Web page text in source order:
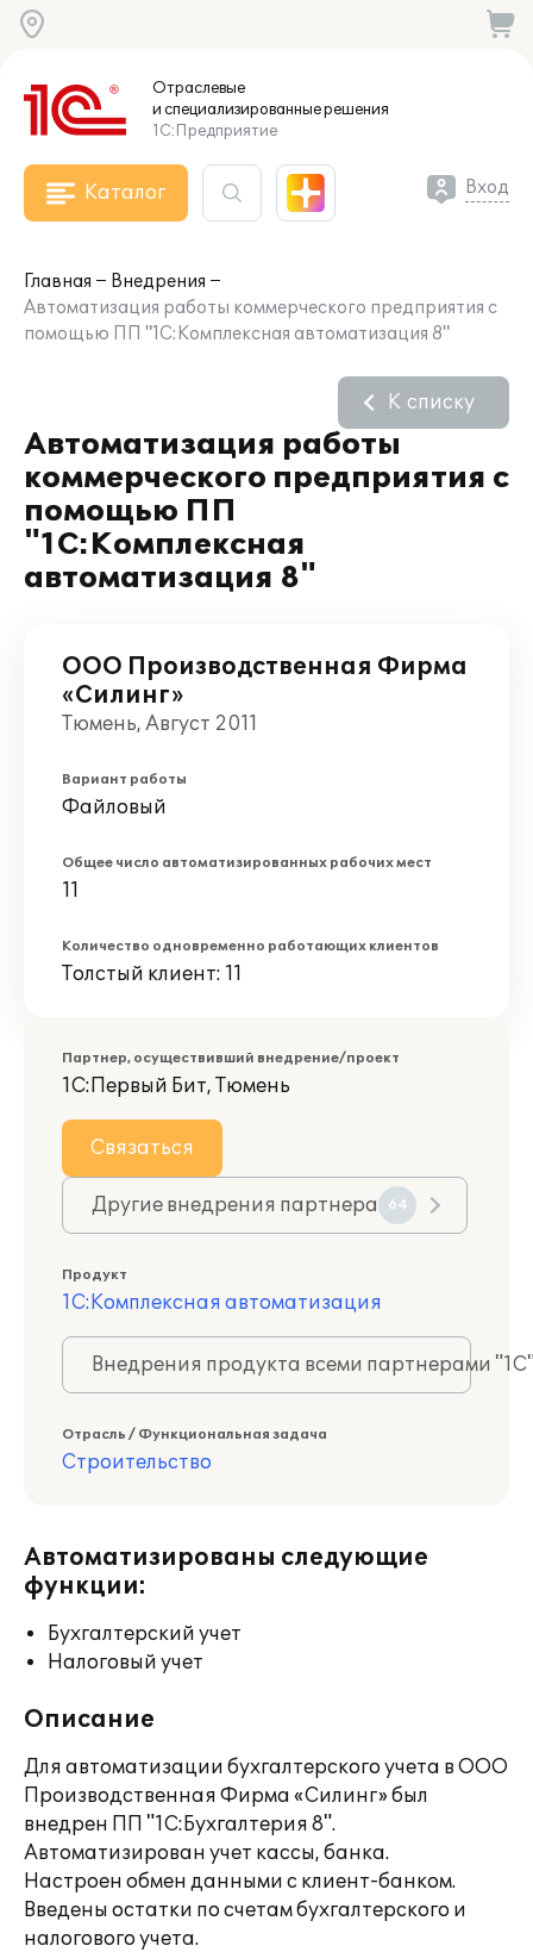
Отраслевые
и специализированныерешения
1С:Предприятие
Каталог Вход
Главная
Внедрения
Автоматизация работы коммерческого предприятия с
помощью ПП "1С:Комплексная автоматизация 8"
Автоматизация работы
коммерческого предприятия с
помощью ПП
"1С:Комплексная
автоматизация 8"
К списку
ООО Производственная Фирма
«Силинг»
Тюмень, Август 2011
Вариант работы
Файловый
Общее число автоматизированных рабочих мест
11
Количество одновременно работающих клиентов
Толстый клиент: 11
Партнер, осуществивший внедрение/проект
1С:Первый Бит, Тюмень
Связаться
Другие внедрения партнера 64
Продукт
1С:Комплексная автоматизация
Внедрения продукта всеми партнерами
Отрасль / Функциональная задача
Строительство
Автоматизированы следующие
функции:
Бухгалтерский учет
Налоговый учет
Описание
Для автоматизации бухгалтерского учета в ООО
Производственная Фирма «Силинг» был
внедрен ПП "1С:Бухгалтерия 8".
Автоматизирован учет кассы, банка.
Настроен обмен данными с клиент-банком.
Введены остатки по счетам бухгалтерского и
налогового учета.